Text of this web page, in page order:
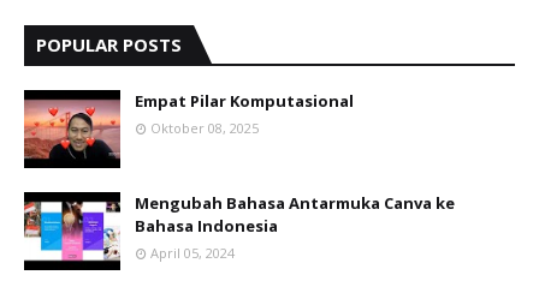
POPULAR POSTS
Empat Pilar Komputasional
Oktober 08, 2025
Mengubah Bahasa Antarmuka Canva ke
Bahasa Indonesia
April 05, 2024